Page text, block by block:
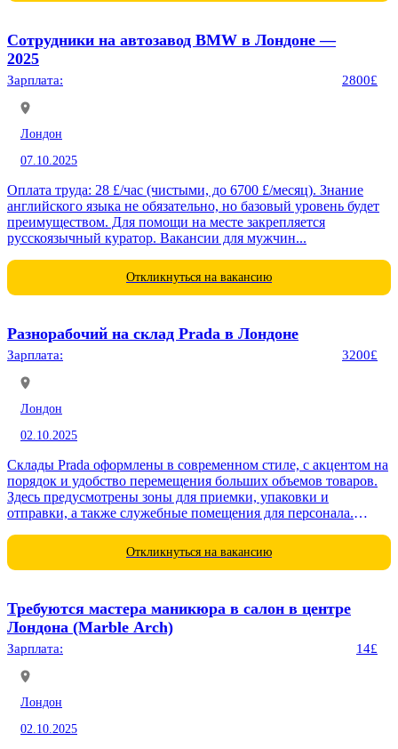
Сотрудники на автозавод BMW в Лондоне —
2025
Зарплата: 2800£
Лондон
07.10.2025
Оплата труда: 28 £/час (чистыми, до 6700 £/месяц). Знание
английского языка не обязательно, но базовый уровень будет
преимуществом. Для помощи на месте закрепляется
русскоязычный куратор. Вакансии для мужчин...
Откликнуться на вакансию
Разнорабочий на склад Prada в Лондоне
Зарплата: 3200£
Лондон
02.10.2025
Склады Prada оформлены в современном стиле, с акцентом на
порядок и удобство перемещения больших объемов товаров.
Здесь предусмотрены зоны для приемки, упаковки и
отправки, а также служебные помещения для персонала.
Откликнуться на вакансию
Требуются мастера маникюра в салон в центре
Лондона (Marble Arch)
Зарплата: 14£
Лондон
02.10.2025